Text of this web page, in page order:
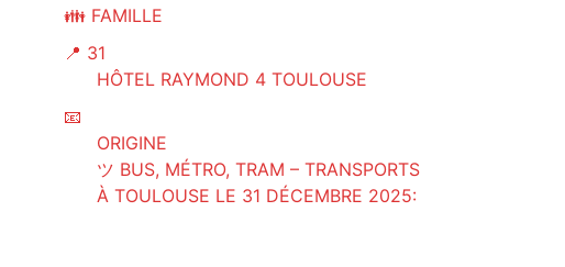
👪 FAMILLE
📍 31
HÔTEL RAYMOND 4 TOULOUSE
📧
ORIGINE
ツ BUS, MÉTRO, TRAM – TRANSPORTS
À TOULOUSE LE 31 DÉCEMBRE 2025: